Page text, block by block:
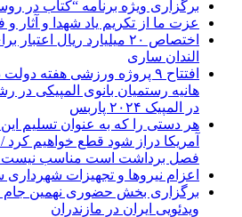
برگزاری ویژه برنامه “کتاب در
عزت ما از تکریم یاد شهدا و آثار
اختصاص ۲۰ میلیارد ریال
الندان ساری
افتتاح ۹ پروژه ورزشی هفته
هانیه رستمیان بانوی المپیکی در
در المپیک ۲۰۲۴ پاربس
هر دستی را که به عنوان تسلیم
آمريکا دراز شود قطع خواهیم
فصل برداشت است مناسب
اعزام نیروها و تجهیزات
برگزاری بخش حضوری نهمین جام
ویدئویی ایران در مازندران